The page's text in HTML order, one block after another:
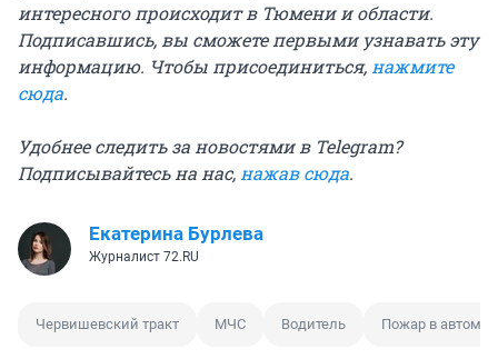
интересного происходит в Тюмени и области.
Подписавшись, вы сможете первыми узнавать эту
информацию. Чтобы присоединиться,нажмите
сюда.
Удобнее следить за новостями в Telegram?
Подписывайтесь на нас,нажав сюда.
Екатерина Бурлева
Журналист 72.RU
Червишевский тракт МЧС Водитель Пожар в